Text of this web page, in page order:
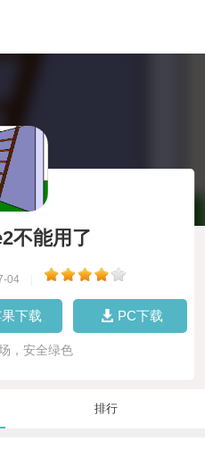
不能用了
04
下载 PC下载
，安全绿色
排行